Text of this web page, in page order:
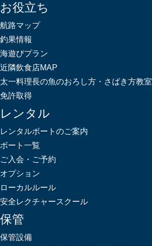
お役立ち
航路マップ
釣果情報
海遊びプラン
近隣飲食店MAP
太一料理長の魚のおろし方・さばき方教室
免許取得
レンタル
レンタルボートのご案内
ボート一覧
ご入会・ご予約
オプション
ローカルルール
安全レクチャースクール
保管
保管設備